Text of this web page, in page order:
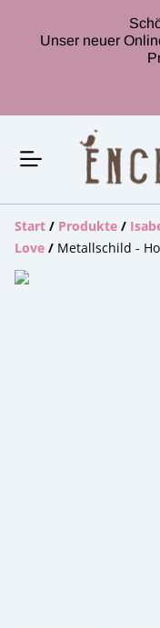
Unser neuer
Start / Produkte /
Love / Metallschild -